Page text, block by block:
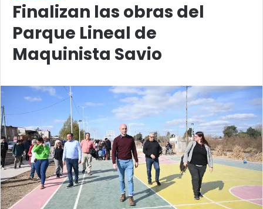
Finalizan las obras del
Parque Lineal de
Maquinista Savio